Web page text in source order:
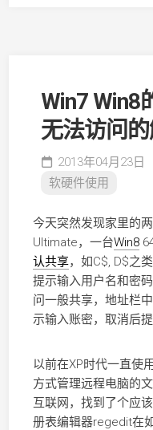
Win7 Win8
无法访问
2013年04月23日
软硬件使用
今天突然发现家里的
Ultimate，一台Win8
认共享，如C$, D$之
提示输入用户名和密
问一般共享，地址栏
示输入账密，取消后提
以前在XP时代一直使
方式管理远程电脑的
互联网，找到了个应
册表编辑器regedit在